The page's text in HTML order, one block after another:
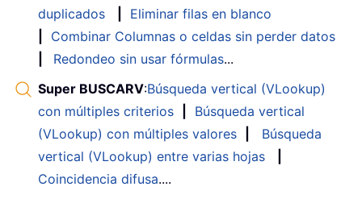
duplicados
Eliminar filas en blanco
Combinar Columnas o celdas sin perder datos
Redondeo sin usar fórmulas...
Super BUSCARV:Búsqueda vertical (VLookup)
con múltiples criterios
Búsqueda vertical
(VLookup) con múltiples valores
Búsqueda
vertical (VLookup) entre varias hojas
Coincidencia difusa....